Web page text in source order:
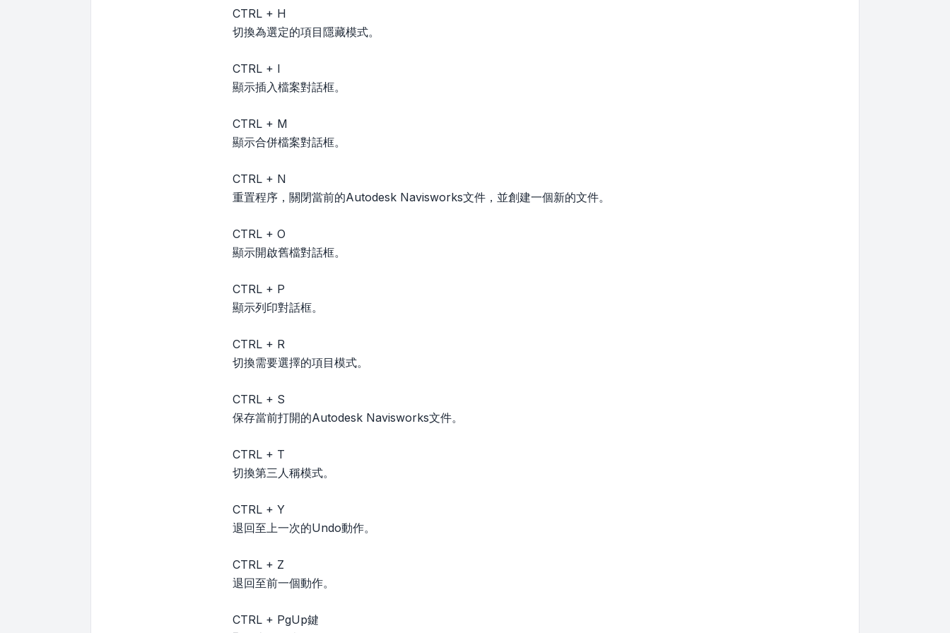
CTRL + H
切換為選定的項目隱藏模式。
CTRL + I
顯示插入檔案對話框。
CTRL + M
顯示合併檔案對話框。
CTRL + N
重置程序，關閉當前的Autodesk Navisworks文件，並創建一個新的文件。
CTRL + O
顯示開啟舊檔對話框。
CTRL + P
顯示列印對話框。
CTRL + R
切換需要選擇的項目模式。
CTRL + S
保存當前打開的Autodesk Navisworks文件。
CTRL + T
切換第三人稱模式。
CTRL + Y
退回至上一次的Undo動作。
CTRL + Z
退回至前一個動作。
CTRL + PgUp鍵